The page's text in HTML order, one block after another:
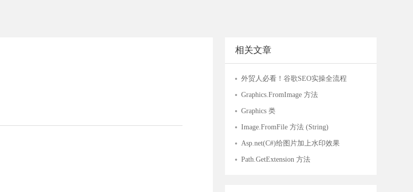
相关文章
外贸人必看！谷歌SEO实操全流程
Graphics.FromImage 方法
Graphics 类
Image.FromFile 方法 (String)
Asp.net(C#)给图片加上水印效果
Path.GetExtension 方法